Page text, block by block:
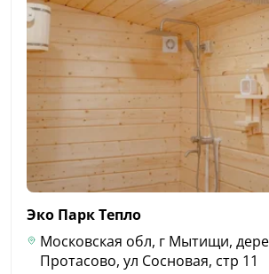
Эко ПаркТепло
Московская обл, г Мытищи,
Протасово, ул Сосновая, стр 11